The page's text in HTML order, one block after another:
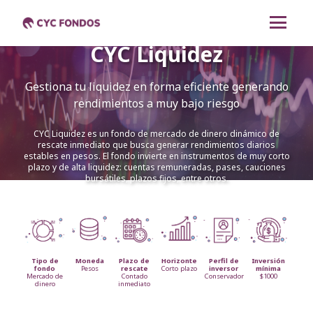
CYC Renta Mixta
CYC Dólares Renta
Fija
CYC Pesos Renta Fija
CYC Liquidez
Change to english
CYC Liquidez
Gestiona tu liquidez en forma eficiente generando
rendimientos a muy bajo riesgo
CYC Liquidez es un fondo de mercado de dinero dinámico de
rescate inmediato que busca generar rendimientos diarios
estables en pesos. El fondo invierte en instrumentos de muy corto
plazo y de alta liquidez: cuentas remuneradas, pases, cauciones
bursátiles, plazos fijos, entre otros.
Tipo de
fondo
Mercado de
dinero
Moneda
Pesos
Plazo de
rescate
Contado
inmediato
Horizonte
Corto plazo
Perfil de
inversor
Conservador
Inversión
mínima
$1000